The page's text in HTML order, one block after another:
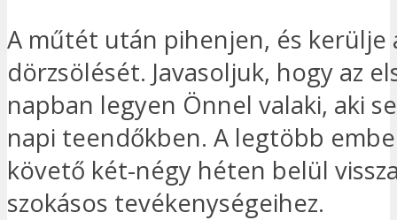
A műtét után pihenjen, és kerülje
dörzsölését. Javasoljuk, hogy az
napban legyen Önnel valaki, aki
napi teendőkben. A legtöbb
követő két-négy héten belül
szokásos tevékenységeihez.